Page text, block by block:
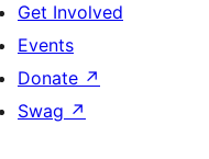
Get Involved
Events
Donate ↗
Swag ↗